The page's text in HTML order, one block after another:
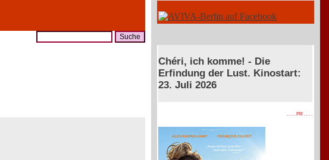
Chéri, ich komme! - Die
Erfindung der Lust. Kinostart:
23. Juli 2026
. . . . PR . . . .